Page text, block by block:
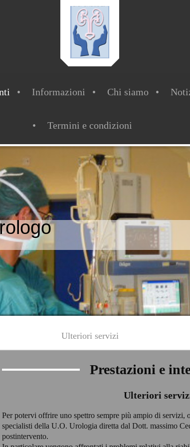
Informazioni Chi siamo
Termini e condizioni
Ulteriori servizi
Prestazioni e
Ulteriori
Per potervi offrire uno spettro sempre più ampio di servizi,
specialisti della U.O. Urologia diretta dal Dott. massimo
postintervento.